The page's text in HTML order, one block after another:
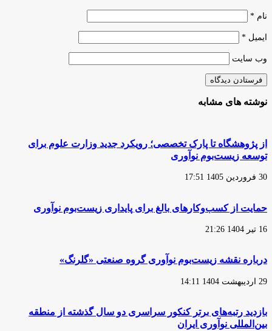
نام *
ایمیل *
وب‌ سایت
نوشته های مشابه
از پژوهشگاه تا پارک تخصصی؛ رویکرد جدید وزارت علوم برای
توسعه زیست‌بوم نوآوری
30 فروردین 1405 17:51
حمایت از کسب‌وکارهای بالغ برای پایداری زیست‌بوم نوآوری
16 تیر 1404 21:26
درباره نقشه زیست‌بوم نوآوری گروه صنعتی «گلرنگ»
29 اردیبهشت 1404 14:11
بازدید رتبه‌های برتر کنکور سراسری دو سال گذشته از منطقه
بین‌المللی نوآوری ایران